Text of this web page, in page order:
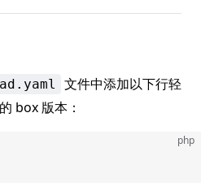
文件中添加以下行轻
box 版本：
php